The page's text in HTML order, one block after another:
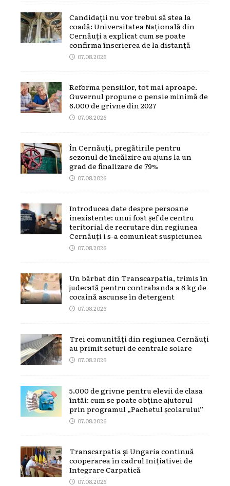
Candidații nu vor trebui să stea la
coadă: Universitatea Națională din
Cernăuți a explicat cum se poate
confirma înscrierea de la distanță
07.08.2026
Reforma pensiilor, tot mai aproape.
Guvernul propune o pensie minimă de
6.000 de grivne din 2027
07.08.2026
În Cernăuți, pregătirile pentru
sezonul de încălzire au ajuns la un
grad de finalizare de 79%
07.08.2026
Introducea date despre persoane
inexistente: unui fost șef de centru
teritorial de recrutare din regiunea
Cernăuți i s-a comunicat suspiciunea
07.08.2026
Un bărbat din Transcarpatia, trimis în
judecată pentru contrabanda a 6 kg de
cocaină ascunse în detergent
07.08.2026
Trei comunități din regiunea Cernăuți
au primit seturi de centrale solare
07.08.2026
5.000 de grivne pentru elevii de clasa
întâi: cum se poate obține ajutorul
prin programul „Pachetul școlarului”
07.08.2026
Transcarpatia și Ungaria continuă
cooperarea în cadrul Inițiativei de
Integrare Carpatică
07.08.2026